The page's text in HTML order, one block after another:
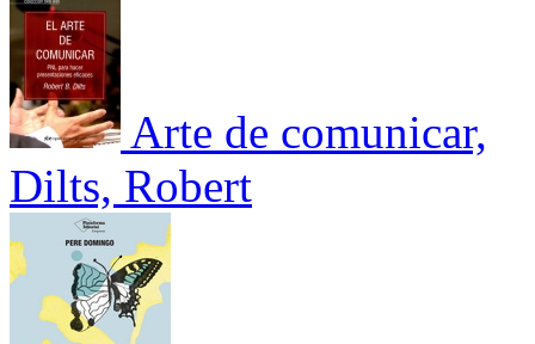
Arte de comunicar,
Dilts, Robert